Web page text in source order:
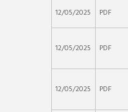
12/05/2025
PDF
12/05/2025 PDF
12/05/2025 PDF